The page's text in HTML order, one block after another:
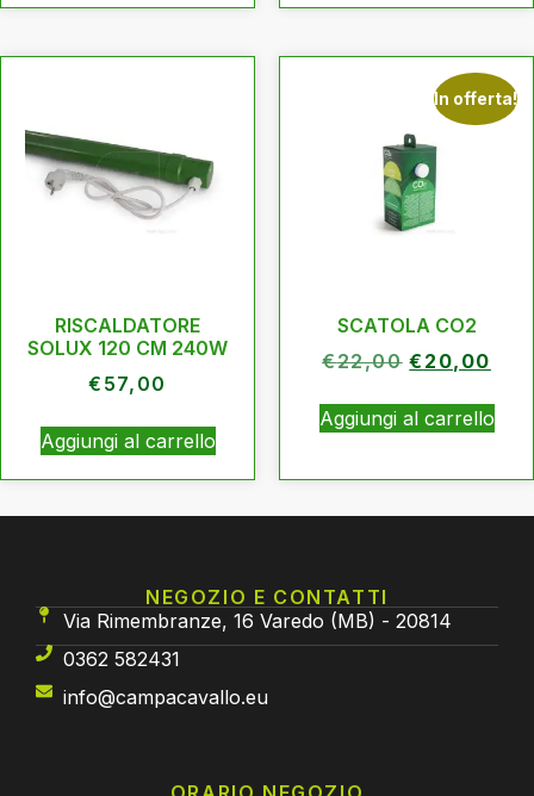
RISCALDATORE
SOLUX 120 CM 240W
€ 57,00
Aggiungi al carrello
In offerta!
SCATOLA CO2
€22,00 € 20,00
Aggiungi al carrello
NEGOZIO E CONTATTI
Via Rimembranze, 16 Varedo (MB) - 20814
0362 582431
info@campacavallo.eu